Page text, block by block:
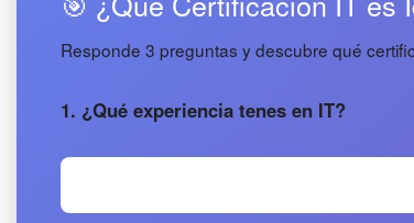
Responde 3 preguntas y descubre qué
1. ¿Qué experiencia tenes en IT?